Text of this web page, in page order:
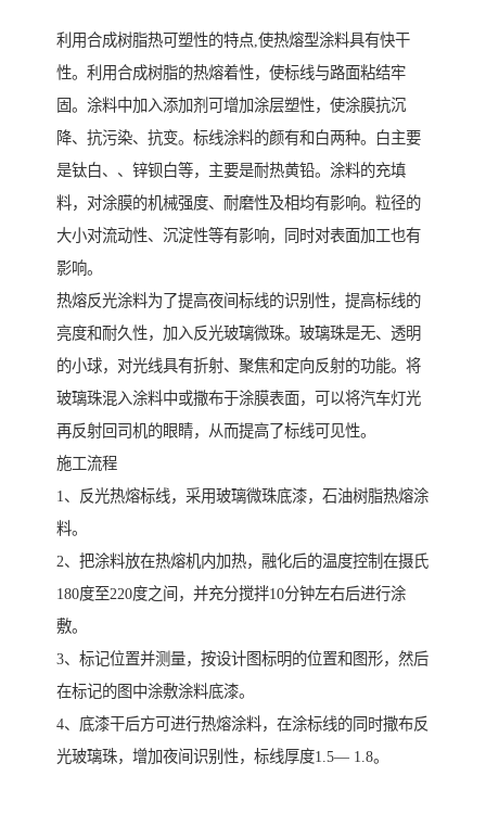
利用合成树脂热可塑性的特点,使热熔型涂料具有快干
性。利用合成树脂的热熔着性，使标线与路面粘结牢
固。涂料中加入添加剂可增加涂层塑性，使涂膜抗沉
降、抗污染、抗变。标线涂料的颜有和白两种。白主要
是钛白、、锌钡白等，主要是耐热黄铅。涂料的充填
料，对涂膜的机械强度、耐磨性及相均有影响。粒径的
大小对流动性、沉淀性等有影响，同时对表面加工也有
影响。
热熔反光涂料为了提高夜间标线的识别性，提高标线的
亮度和耐久性，加入反光玻璃微珠。玻璃珠是无、透明
的小球，对光线具有折射、聚焦和定向反射的功能。将
玻璃珠混入涂料中或撒布于涂膜表面，可以将汽车灯光
再反射回司机的眼睛，从而提高了标线可见性。
施工流程
1、反光热熔标线，采用玻璃微珠底漆，石油树脂热熔涂
料。
2、把涂料放在热熔机内加热，融化后的温度控制在摄氏
180度至220度之间，并充分搅拌10分钟左右后进行涂
敷。
3、标记位置并测量，按设计图标明的位置和图形，然后
在标记的图中涂敷涂料底漆。
4、底漆干后方可进行热熔涂料，在涂标线的同时撒布反
光玻璃珠，增加夜间识别性，标线厚度1.5— 1.8。